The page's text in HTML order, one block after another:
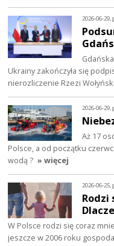
2026-06-29,
Ukrainy zakończyła się
nierozliczenie Rzezi
2026-06-29,
Aż 17
Polsce, a od początku
wodą ? » więcej
2026-06-25,
Rodzi
W Polsce rodzi się coraz
jeszcze w 2006 roku